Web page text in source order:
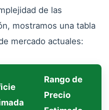
de las
mostramos una tabla
mercado actuales:
Rango de
Precio